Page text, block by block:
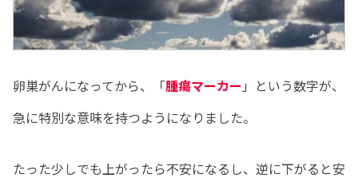
卵巣がんになってから、「腫瘍マーカー 」という数字が、
急に特別な意味を持つようになりました。
たった少しでも上がったら不安になるし、逆に下がると安